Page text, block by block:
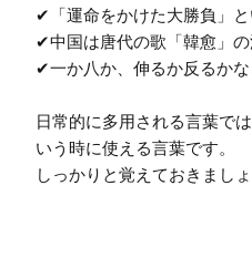
✔「運命をかけた大勝負」
✔中国は唐代の歌「韓愈」
✔一か八か、伸るか反るか
日常的に多用される言葉で
いう時に使える言葉です。
しっかりと覚えておきましょ